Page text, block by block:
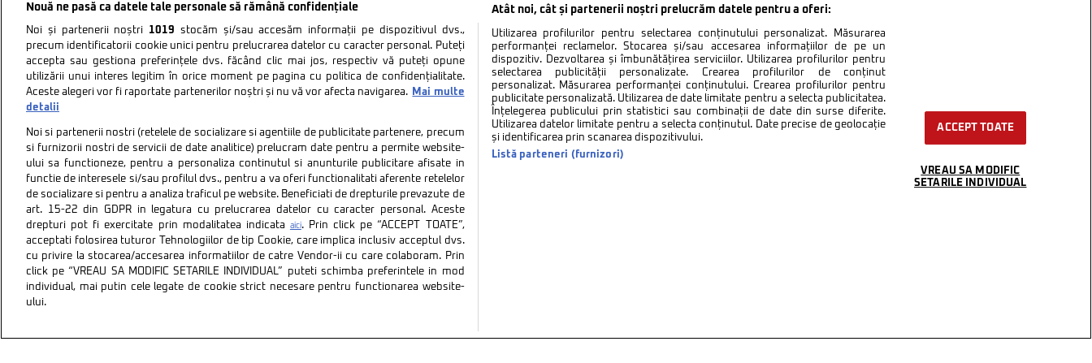
Politica de confidentialitate Politica de cookies
Nouă ne pasă ca datele tale personale să rămână confidențiale
Noi și partenerii noștri 1019 stocăm și/sau accesăm informații pe dispozitivul dvs.,
precum identificatorii cookie unici pentru prelucrarea datelor cu caracter personal. Puteți
accepta sau gestiona preferințele dvs. făcând clic mai jos, respectiv vă puteți opune
utilizării unui interes legitim în orice moment pe pagina cu politica de confidențialitate.
Aceste alegeri vor fi raportate partenerilor noștri și nu vă vor afecta navigarea.
Mai multe
detalii
Noi si partenerii nostri (retelele de socializare si agentiile de publicitate partenere, precum
si furnizorii nostri de servicii de date analitice) prelucram date pentru a permite website-
ului sa functioneze, pentru a personaliza continutul si anunturile publicitare afisate in
functie de interesele si/sau profilul dvs., pentru a va oferi functionalitati aferente retelelor
de socializare si pentru a analiza traficul pe website. Beneficiati de drepturile prevazute de
art. 15-22 din GDPR in legatura cu prelucrarea datelor cu caracter personal. Aceste
drepturi pot fi exercitate prin modalitatea indicata
aici. Prin click pe “ACCEPT TOATE”,
acceptati folosirea tuturor Tehnologiilor de tip Cookie, care implica inclusiv acceptul dvs.
cu privire la stocarea/accesarea informatiilor de catre Vendor-ii cu care colaboram. Prin
click pe “VREAU SA MODIFIC SETARILE INDIVIDUAL” puteti schimba preferintele in mod
individual, mai putin cele legate de cookie strict necesare pentru functionarea website-
ului.
Atât noi, cât și partenerii noștri prelucrăm datele pentru a oferi:
Utilizarea profilurilor pentru selectarea conținutului personalizat. Măsurarea
performanței reclamelor. Stocarea și/sau accesarea informațiilor de pe un
dispozitiv. Dezvoltarea și îmbunătățirea serviciilor. Utilizarea profilurilor pentru
selectarea publicității personalizate. Crearea profilurilor de conținut
personalizat. Măsurarea performanței conținutului. Crearea profilurilor pentru
publicitate personalizată. Utilizarea de date limitate pentru a selecta publicitatea.
Înțelegerea publicului prin statistici sau combinații de date din surse diferite.
Utilizarea datelor limitate pentru a selecta conținutul. Date precise de geolocație
și identificarea prin scanarea dispozitivului.
Listă parteneri (furnizori)
ACCEPT TOATE
VREAU SA MODIFIC
SETARILE INDIVIDUAL